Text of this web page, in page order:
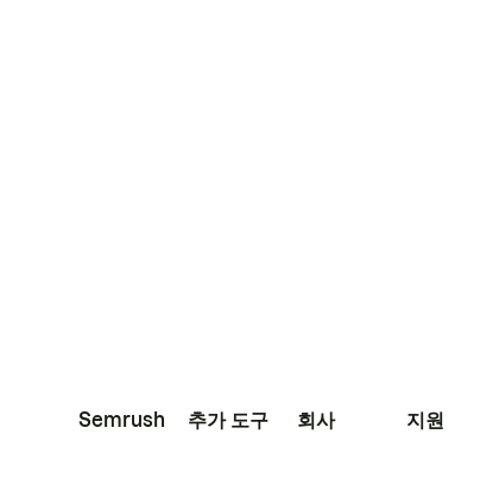
Semrush 추가 도구 회사 지원